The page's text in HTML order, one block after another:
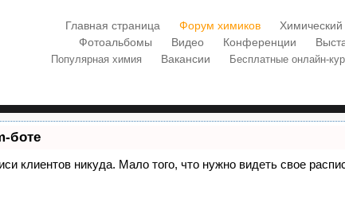
Главная страница Форум химиков Химический
Фотоальбомы Видео Конференции
Популярная химия Вакансии Бесплатные онлайн-
боте
клиентов никуда. Мало того, что нужно видеть свое